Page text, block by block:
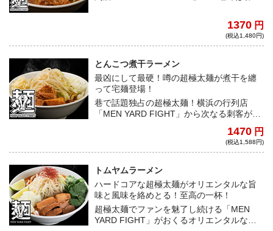
1370 円
(税込1,480円)
とんこつ煮干ラーメン
最凶にして最硬！噂の超極太麺が煮干を纏
って宅麺登場！
巷で話題独占の超極太麺！横浜の行列店
「MEN YARD FIGHT」から次なる刺客が遂
ョンを果たした超硬派なラーメンをご堪能
1470 円
(税込1,588円)
トムヤムラーメン
ハードコアな超極太麺がオリエンタルな旨
味と風味を絡めとる！至高の一杯！
超極太麺でファンを魅了し続ける「MEN
YARD FIGHT」がおくるオリエンタルな限